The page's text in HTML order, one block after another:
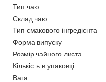
Тип чаю
Склад чаю
Тип смакового інгредієнта
Форма випуску
Розмір чайного листа
Кількість в упаковці
Вага